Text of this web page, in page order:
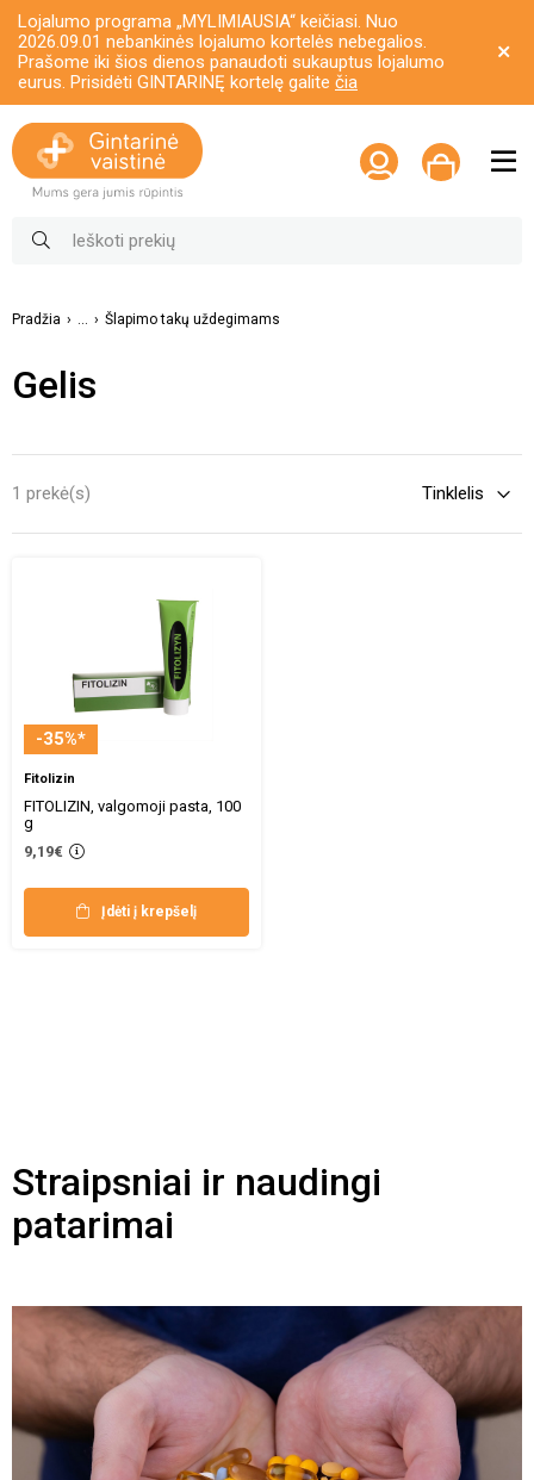
Lojalumo programa „MYLIMIAUSIA“ keičiasi. Nuo
2026.09.01 nebankinės lojalumo kortelės nebegalios.
Prašome iki šios dienos panaudoti sukauptus lojalumo
eurus. Prisidėti GINTARINĘ kortelę galite čia
Pradžia ... Šlapimo takų uždegimams
Gelis
1 prekė(s)
-35%*
Fitolizin
FITOLIZIN, valgomoji pasta, 100
g
9,19€
Įdėti į krepšelį
Straipsniai ir naudingi
patarimai